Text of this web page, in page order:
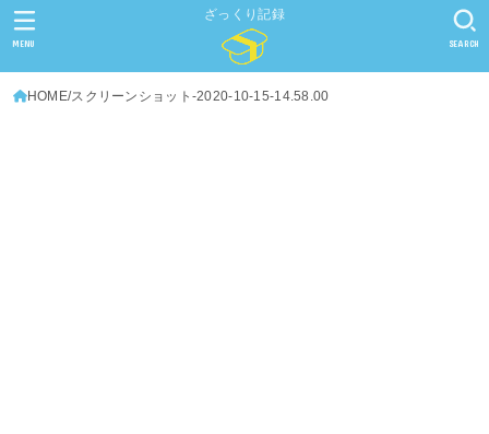
ざっくり記録
SEARCH
MENU
HOME スクリーンショット-2020-10-15-14.58.00